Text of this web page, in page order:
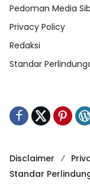
Pedoman Media
Privacy Policy
Redaksi
Standar
Disclaimer
Standar